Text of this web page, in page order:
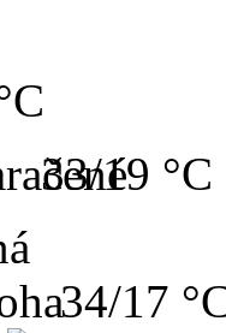
33/19 °C
34/17